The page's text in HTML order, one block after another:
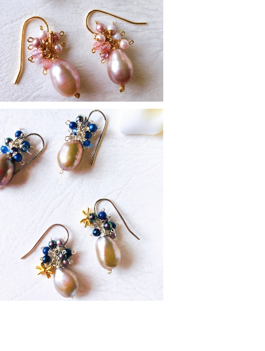
momiピアス ピンク系
¥2,500
momiピアス ネイビー系
¥2,500
SOLD OUT